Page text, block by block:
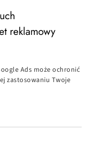
reklamowy
Ads może ochronić
zastosowaniu Twoje